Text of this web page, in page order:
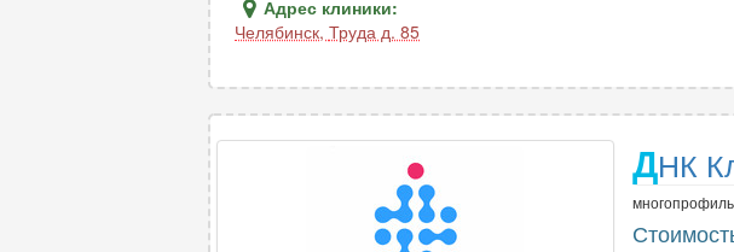
Адрес клиники:
Челябинск, Труда д. 85
ДНК